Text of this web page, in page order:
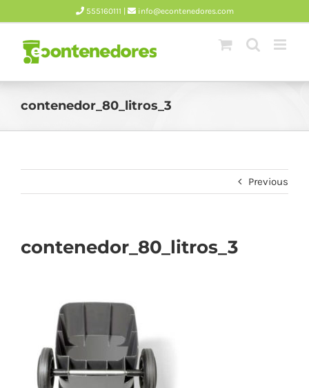
content
555160111 | info@econtenedores.com
contenedor_80_litros_3
Previous
contenedor_80_litros_3